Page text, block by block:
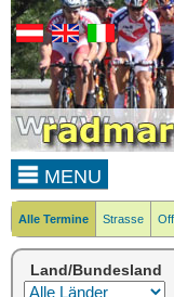
MENU
Alle Termine Strasse
Land/Bundesland